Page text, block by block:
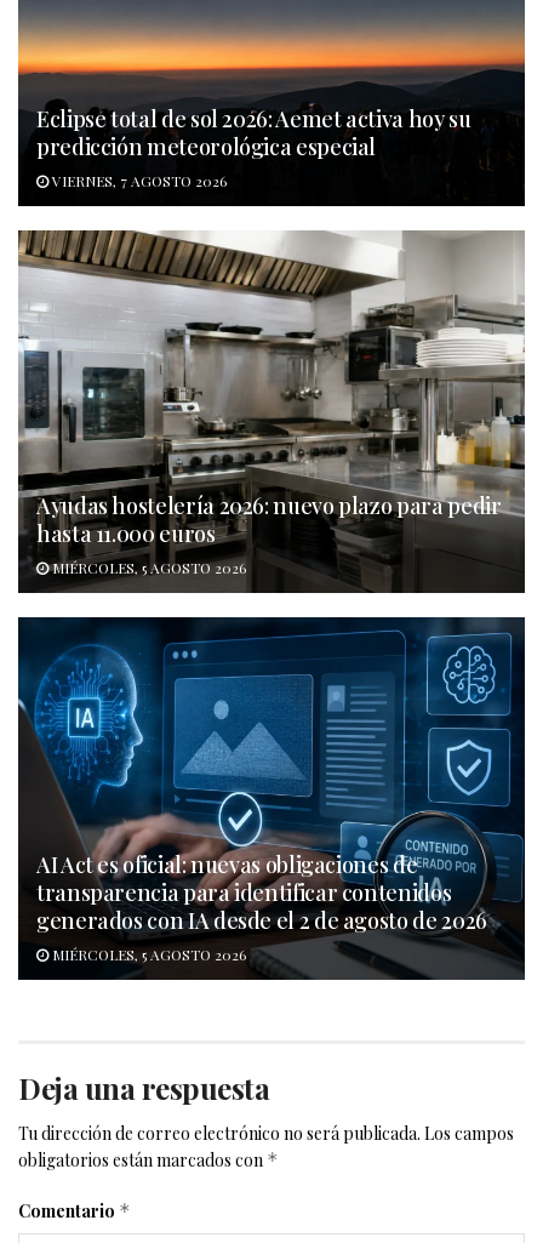
Eclipse total de sol 2026: Aemet activa hoy su
predicción meteorológica especial
VIERNES, 7 AGOSTO 2026
Ayudas hostelería 2026: nuevo plazo para pedir
hasta 11.000 euros
MIÉRCOLES, 5 AGOSTO 2026
AI Act es oficial: nuevas obligaciones de
transparencia para identificar contenidos
generados con IA desde el 2 de agosto de 2026
MIÉRCOLES, 5 AGOSTO 2026
Deja una respuesta
Tu dirección de correo electrónico no será publicada. Los campos
obligatorios están marcados con *
Comentario *